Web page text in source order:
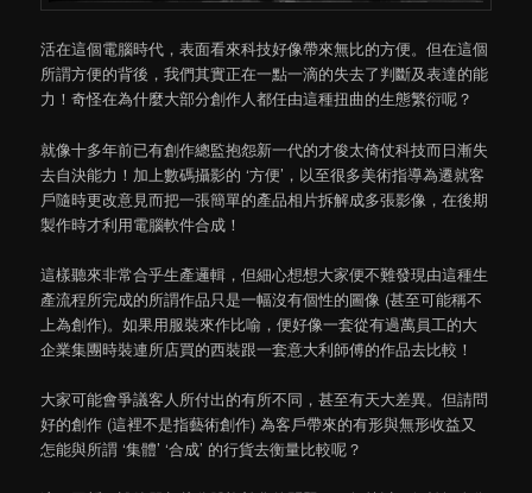
活在這個電腦時代，表面看來科技好像帶來無比的方便。但在這個
所謂方便的背後，我們其實正在一點一滴的失去了判斷及表達的能
力！奇怪在為什麼大部分創作人都任由這種扭曲的生態繁衍呢？
就像十多年前已有創作總監抱怨新一代的才俊太倚仗科技而日漸失
去自決能力！加上數碼攝影的 ‘方便’，以至很多美術指導為遷就客
戶隨時更改意見而把一張簡單的產品相片拆解成多張影像，在後期
製作時才利用電腦軟件合成！
這樣聽來非常合乎生產邏輯，但細心想想大家便不難發現由這種生
產流程所完成的所謂作品只是一幅沒有個性的圖像 (甚至可能稱不
上為創作)。如果用服裝來作比喻，便好像一套從有過萬員工的大
企業集團時裝連所店買的西裝跟一套意大利師傅的作品去比較！
大家可能會爭議客人所付出的有所不同，甚至有天大差異。但請問
好的創作 (這裡不是指藝術創作) 為客戶帶來的有形與無形收益又
怎能與所謂 ‘集體’ ‘合成’ 的行貨去衡量比較呢？